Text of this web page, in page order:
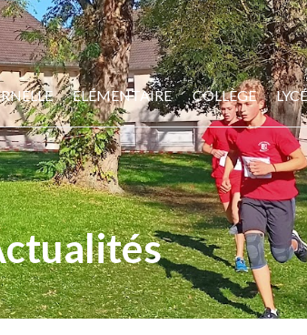
ELÉMENTAIRE COLLÈGE